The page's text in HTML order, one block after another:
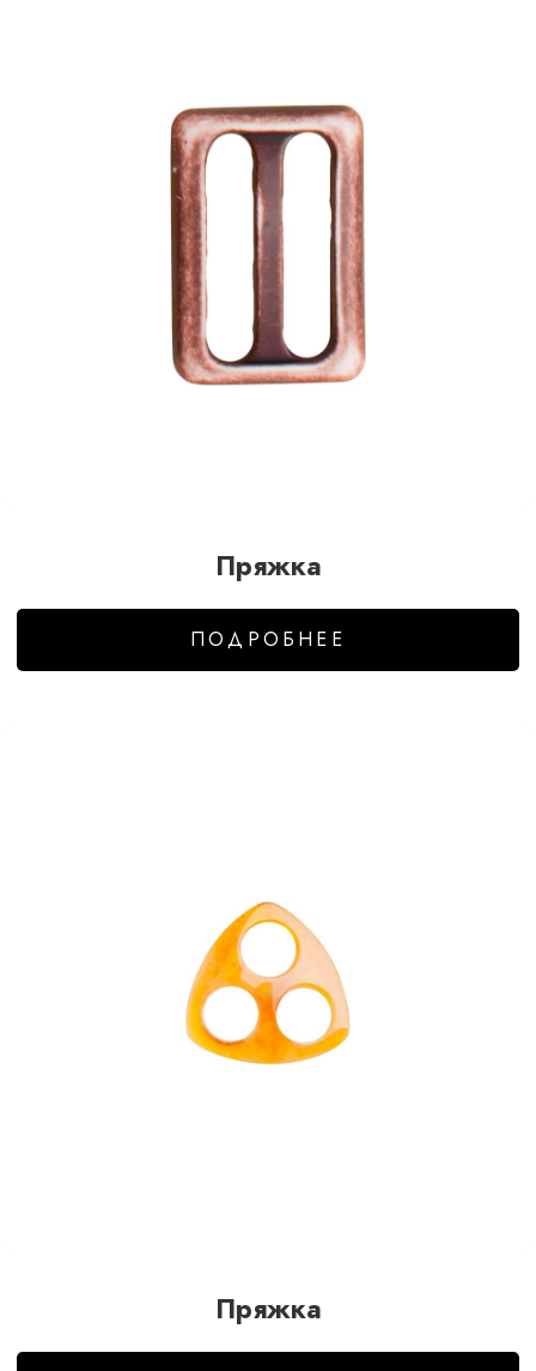
Пряжка
ПОДРОБНЕЕ
Пряжка